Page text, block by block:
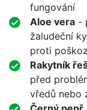
fungování
Aloe vera -
žaludeční
proti
Rakytník
před
vředů nebo